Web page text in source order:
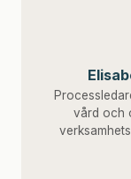
vård och